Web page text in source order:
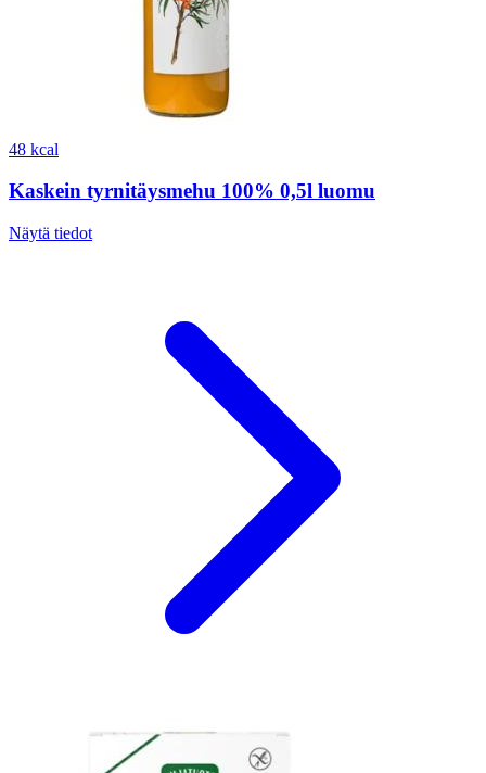
48 kcal
Kaskein tyrnitäysmehu 100% 0,5l luomu
Näytä tiedot